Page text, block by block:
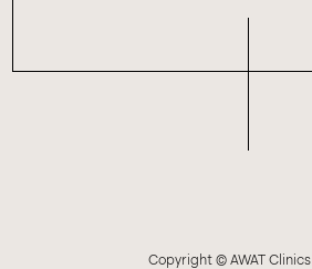
Copyright © AWAT Clinics